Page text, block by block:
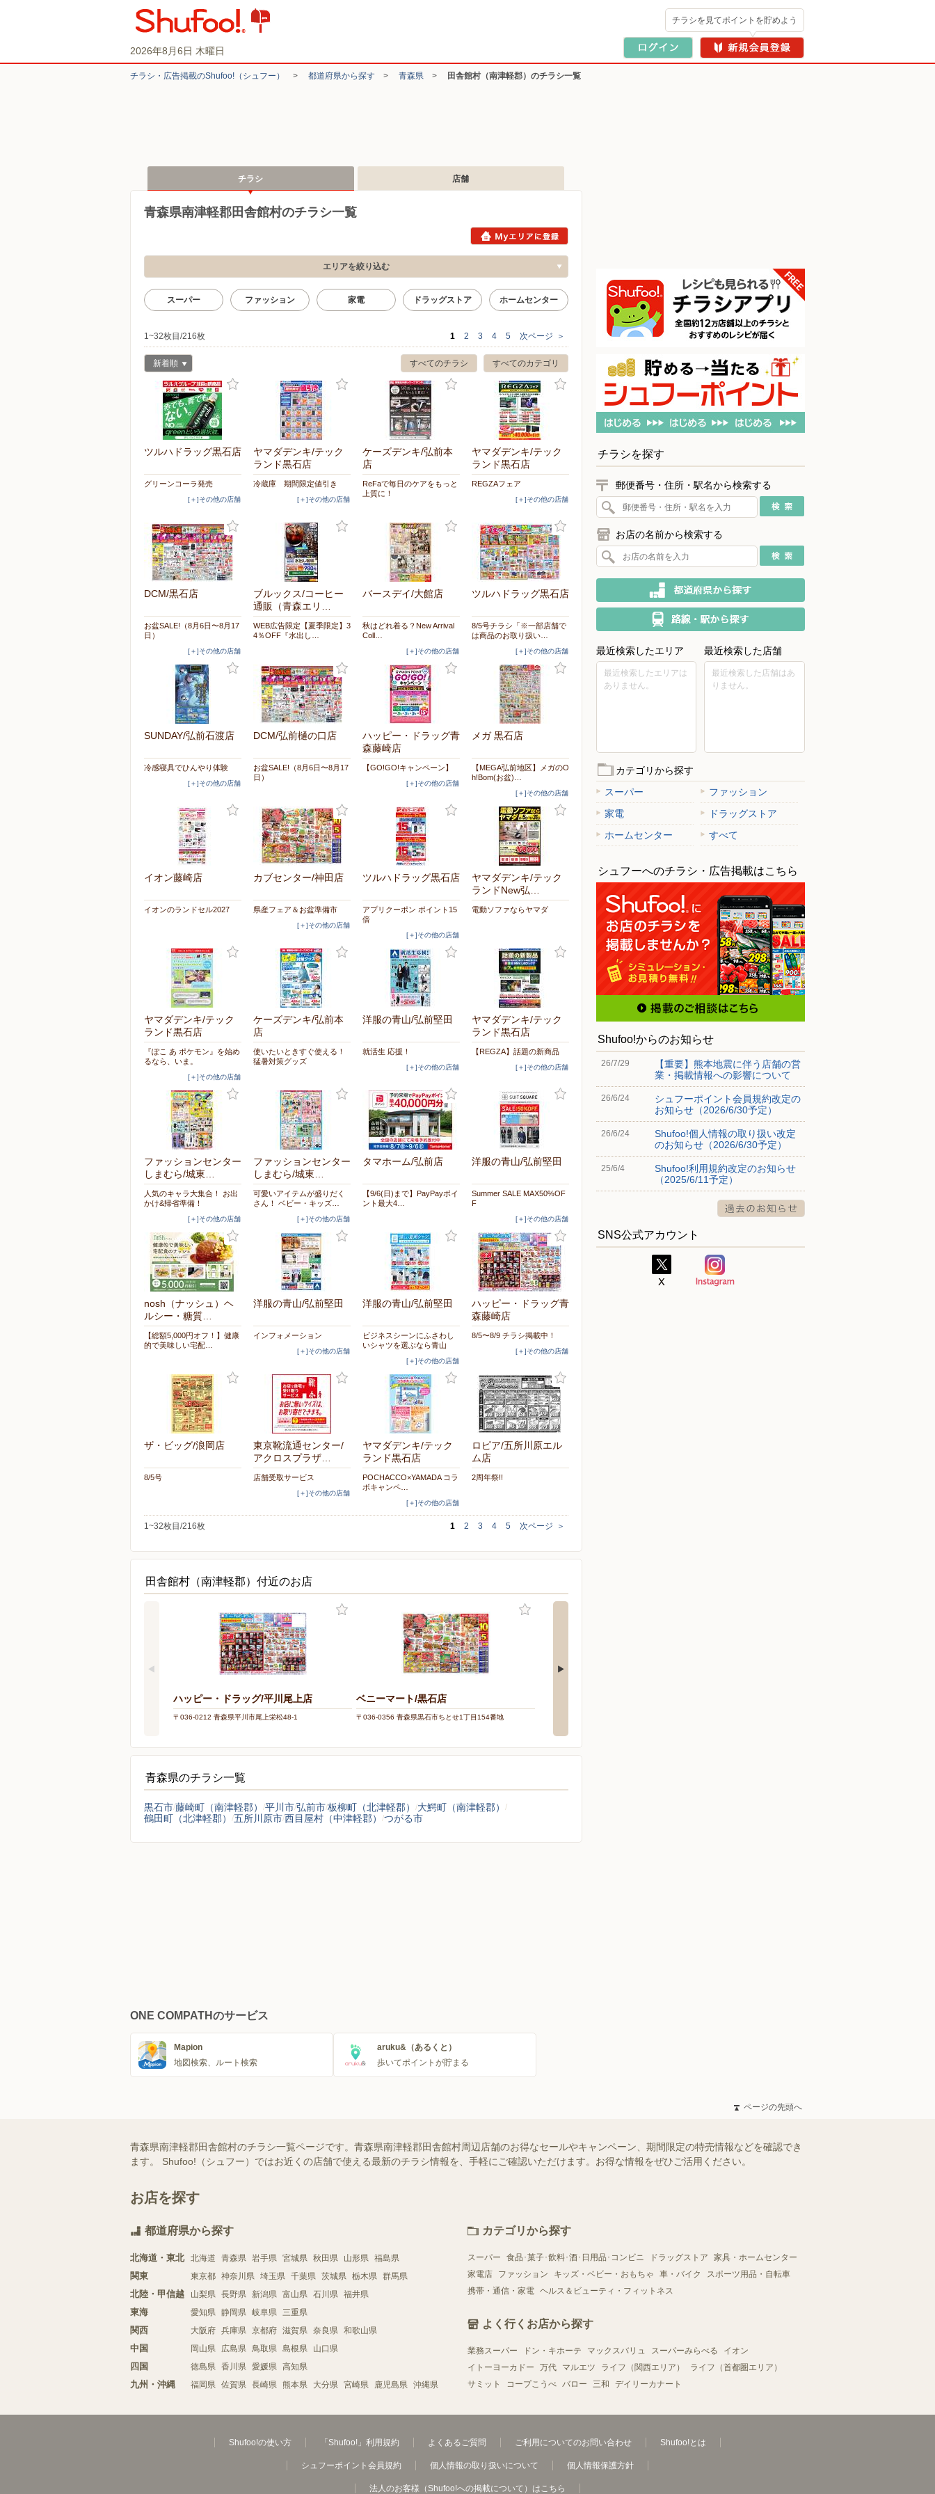
2026年8月6日 木曜日
チラシを見てポイントを貯めよう
チラシ・​広告掲載の​Shufoo!​（シュフー） > 都道府県から探す > 青森県 > 田舎館村（南津軽郡）のチラシ一覧
チラシ 店舗
青森県南津軽郡田舎館村のチラシ一覧
エリアを絞り込む
スーパー ファッション 家電 ドラッグストア ホームセンター
1~32枚目/216枚 1 2 3 4 5 次ページ ＞
すべてのカテゴリ
すべてのチラシ
新着順
ツルハドラッグ黒石店
グリーンコーラ発売
[＋]その他の店舗
ヤマダデンキ/テック
ランド黒石店
冷蔵庫 期間限定値引き
[＋]その他の店舗
ケーズデンキ/弘前本
店
ReFaで毎日のケアをもっと
上質に！
ヤマダデンキ/テック
ランド黒石店
REGZAフェア
[＋]その他の店舗
DCM/黒石店
お盆SALE!（8月6日〜8月17
日）
[＋]その他の店舗
ブルックス/コーヒー
通販（青森エリ…
WEB広告限定【夏季限定】3
4％OFF『水出し…
バースデイ/大館店
秋はどれ着る？New Arrival
Coll…
[＋]その他の店舗
ツルハドラッグ黒石店
8/5号チラシ「※一部店舗で
は商品のお取り扱い…
[＋]その他の店舗
SUNDAY/弘前石渡店
冷感寝具でひんやり体験
[＋]その他の店舗
DCM/弘前樋の口店
お盆SALE!（8月6日〜8月17
日）
ハッピー・ドラッグ青
森藤崎店
【GO!GO!キャンペーン】
[＋]その他の店舗
メガ 黒石店
【MEGA弘前地区】メガのO
h!Bom(お盆)…
[＋]その他の店舗
イオン藤崎店
イオンのランドセル2027
カブセンター/神田店
県産フェア＆お盆準備市
[＋]その他の店舗
ツルハドラッグ黒石店
アプリクーポン ポイント15
倍
[＋]その他の店舗
ヤマダデンキ/テック
ランドNew弘…
電動ソファならヤマダ
ヤマダデンキ/テック
ランド黒石店
『ぽこ あ ポケモン』を始め
るなら、いま。
[＋]その他の店舗
ケーズデンキ/弘前本
店
使いたいときすぐ使える！
猛暑対策グッズ
洋服の青山/弘前堅田
就活生 応援！
[＋]その他の店舗
ヤマダデンキ/テック
ランド黒石店
【REGZA】話題の新商品
[＋]その他の店舗
ファッションセンター
しまむら/城東…
人気のキャラ大集合！ お出
かけ&帰省準備！
[＋]その他の店舗
ファッションセンター
しまむら/城東…
可愛いアイテムが盛りだく
さん！ ベビー・キッズ…
[＋]その他の店舗
タマホーム/弘前店
【9/6(日)まで】PayPayポイ
ント最大4…
洋服の青山/弘前堅田
Summer SALE MAX50%OF
F
[＋]その他の店舗
nosh（ナッシュ）ヘ
ルシー・糖質…
【総額5,000円オフ！】健康
的で美味しい宅配…
洋服の青山/弘前堅田
インフォメーション
[＋]その他の店舗
洋服の青山/弘前堅田
ビジネスシーンにふさわし
いシャツを選ぶなら青山
[＋]その他の店舗
ハッピー・ドラッグ青
森藤崎店
8/5〜8/9 チラシ掲載中！
[＋]その他の店舗
ザ・ビッグ/浪岡店
8/5号
東京靴流通センター/
アクロスプラザ…
店舗受取サービス
[＋]その他の店舗
ヤマダデンキ/テック
ランド黒石店
POCHACCO×YAMADA コラ
ボキャンペ…
[＋]その他の店舗
ロピア/五所川原エル
ム店
2周年祭!!
1~32枚目/216枚 1 2 3 4 5 次ページ ＞
田舎館村（南津軽郡）付近のお店
ハッピー・ドラッグ/平川尾上店
〒036-0212 青森県平川市尾上栄松48-1
ベニーマート/黒石店
〒036-0356 青森県黒石市ちとせ1丁目154番地
青森県のチラシ一覧
黒石市藤崎町（南津軽郡） 平川市弘前市板柳町（北津軽郡）
大鰐町（南津軽郡）
鶴田町（北津軽郡）
五所川原市西目屋村（中津軽郡） つがる市
チラシを探す
郵便番号・住所・駅名から検索する
お店の名前から検索する
最近検索したエリア
最近検索したエリアは
ありません。
最近検索した店舗
最近検索した店舗はあ
りません。
カテゴリから探す
スーパー
ファッション
家電
ドラッグストア
ホームセンター
すべて
シュフーへのチラシ・広告掲載はこちら
Shufoo!からのお知らせ
26/7/29
【重要】熊本地震に伴う店舗の営
業・掲載情報への影響について
26/6/24
シュフーポイント会員規約改定の
お知らせ（2026/6/30予定）
26/6/24
Shufoo!個人情報の取り扱い改定
のお知らせ（2026/6/30予定）
25/6/4
Shufoo!利用規約改定のお知らせ
（2025/6/11予定）
SNS公式アカウント
ONE COMPATHのサービス
Mapion
地図検索、ルート検索
aruku&（あるくと）
歩いてポイントが貯まる
ページの先頭へ
青森県南津軽郡田舎館村のチラシ一覧ページです。青森県南津軽郡田舎館村周辺店舗のお得なセールやキャンペーン、期間限定の特売情報などを確認でき
ます。 Shufoo!（シュフー）ではお近くの店舗で使える最新のチラシ情報を、手軽にご確認いただけます。お得な情報をぜひご活用ください。
お店を探す
都道府県から探す
北海道・東北 北海道 青森県 岩手県 宮城県 秋田県 山形県 福島県
関東 東京都 神奈川県 埼玉県 千葉県 茨城県 栃木県 群馬県
北陸・甲信越 山梨県 長野県 新潟県 富山県 石川県 福井県
東海 愛知県 静岡県 岐阜県 三重県
関西 大阪府 兵庫県 京都府 滋賀県 奈良県 和歌山県
中国 岡山県 広島県 鳥取県 島根県 山口県
四国 徳島県 香川県 愛媛県 高知県
九州・沖縄 福岡県 佐賀県 長崎県 熊本県 大分県 宮崎県 鹿児島県 沖縄県
カテゴリから探す
スーパー 食品･菓子･飲料･酒･日用品･コンビニ ドラッグストア
家具・ホームセンター
家電店
ファッション キッズ・ベビー・おもちゃ 車・バイク
スポーツ用品・自転車
携帯・通信・家電 ヘルス＆ビューティ・フィットネス
よく行くお店から探す
業務スーパー ドン・キホーテ マックスバリュ スーパーみらべる
イオン
イトーヨーカドー
万代 マルエツ ライフ（関西エリア）
ライフ（首都圏エリア）
サミット
コープこうべ バロー 三和 デイリーカナート
Shufoo!の使い方 「Shufoo!」利用規約 よくあるご質問 ご利用についてのお問い合わせ Shufoo!とは
シュフーポイント会員規約 個人情報の取り扱いについて 個人情報保護方針
法人のお客様（Shufoo!への掲載について）はこちら